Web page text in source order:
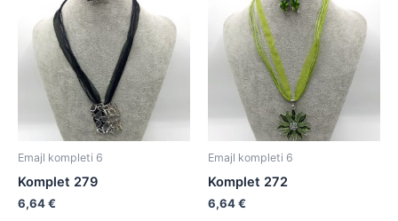
Emajl kompleti 6
Komplet 279
6,64€
Emajl kompleti 6
Komplet 272
6,64€